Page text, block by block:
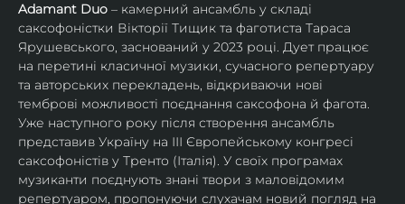
Adamant Duo – камерний ансамбль у складі
саксофоністки Вікторії Тищик та фаготиста Тараса
Ярушевського, заснований у 2023 році. Дует працює
на перетині класичної музики, сучасного репертуару
та авторських перекладень, відкриваючи нові
темброві можливості поєднання саксофона й фагота.
Уже наступного року після створення ансамбль
представив Україну на ІІІ Європейському конгресі
саксофоністів у Тренто (Італія). У своїх програмах
музиканти поєднують знані твори з маловідомим
репертуаром, пропонуючи слухачам новий погляд на